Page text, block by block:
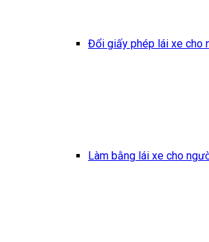
Đổi giấy phép lái xe cho
Làm bằng lái xe cho